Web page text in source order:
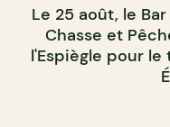
Le 25 août, le
Chasse et
l'Espiègle pour